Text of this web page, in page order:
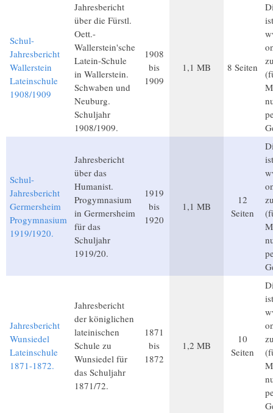
Schul-
Jahresbericht
Wallerstein
Lateinschule
1908/1909
Jahresbericht
über die Fürstl.
Oett.-
Wallerstein'sche
Latein-Schule
in Wallerstein.
Schwaben und
Neuburg.
Schuljahr
1908/1909.
1908
bis
1909
1,1 MB 8 Seiten
Schul-
Jahresbericht
Germersheim
Progymnasium
1919/1920.
Jahresbericht
über das
Humanist.
Progymnasium
in Germersheim
für das
Schuljahr
1919/20.
1919
bis
1920
1,1 MB
12
Seiten
Jahresbericht
Wunsiedel
Lateinschule
1871-1872.
Jahresbericht
der königlichen
lateinischen
Schule zu
Wunsiedel für
das Schuljahr
1871/72.
1871
bis
1872
1,2 MB
10
Seiten